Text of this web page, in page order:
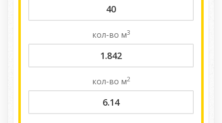
кол-во м3
кол-во м2